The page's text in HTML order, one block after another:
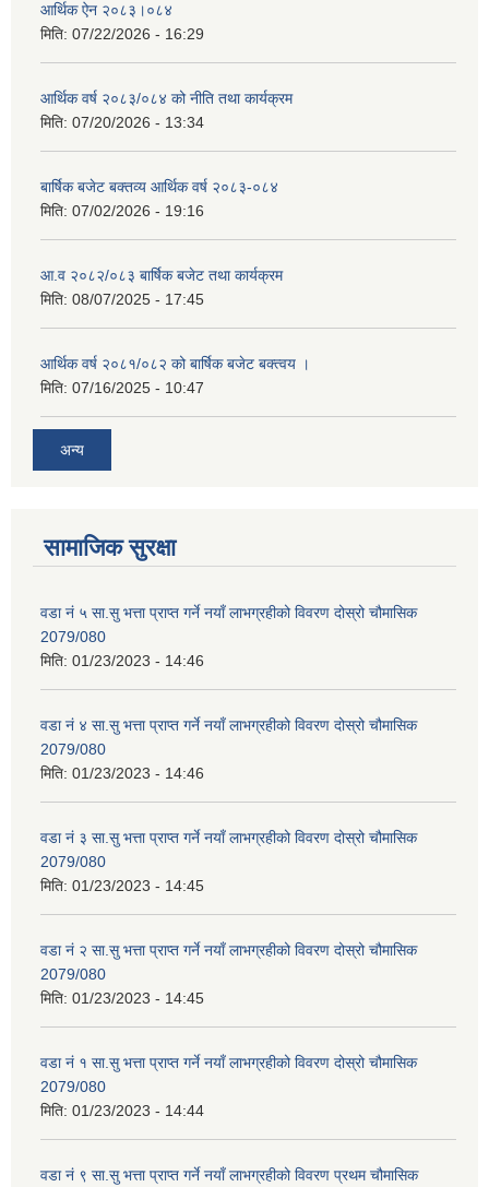
आर्थिक ऐन २०८३।०८४
मिति: 07/22/2026 - 16:29
आर्थिक वर्ष २०८३/०८४ को नीति तथा कार्यक्रम
मिति: 07/20/2026 - 13:34
बार्षिक बजेट बक्तव्य आर्थिक वर्ष २०८३-०८४
मिति: 07/02/2026 - 19:16
आ.व २०८२/०८३ बार्षिक बजेट तथा कार्यक्रम
मिति: 08/07/2025 - 17:45
आर्थिक वर्ष २०८१/०८२ को बार्षिक बजेट बक्त्वय ।
मिति: 07/16/2025 - 10:47
अन्य
सामाजिक सुरक्षा
वडा नं ५ सा.सु भत्ता प्राप्त गर्ने नयाँ लाभग्रहीको विवरण दोस्रो चौमासिक
2079/080
मिति: 01/23/2023 - 14:46
वडा नं ४ सा.सु भत्ता प्राप्त गर्ने नयाँ लाभग्रहीको विवरण दोस्रो चौमासिक
2079/080
मिति: 01/23/2023 - 14:46
वडा नं ३ सा.सु भत्ता प्राप्त गर्ने नयाँ लाभग्रहीको विवरण दोस्रो चौमासिक
2079/080
मिति: 01/23/2023 - 14:45
वडा नं २ सा.सु भत्ता प्राप्त गर्ने नयाँ लाभग्रहीको विवरण दोस्रो चौमासिक
2079/080
मिति: 01/23/2023 - 14:45
वडा नं १ सा.सु भत्ता प्राप्त गर्ने नयाँ लाभग्रहीको विवरण दोस्रो चौमासिक
2079/080
मिति: 01/23/2023 - 14:44
वडा नं ९ सा.सु भत्ता प्राप्त गर्ने नयाँ लाभग्रहीको विवरण प्रथम चौमासिक